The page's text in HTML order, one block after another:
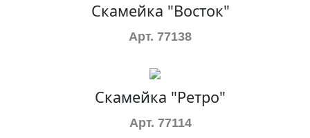
Скамейка "Восток"
Арт. 77138
Скамейка "Ретро"
Арт. 77114